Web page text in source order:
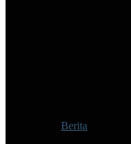
Berita